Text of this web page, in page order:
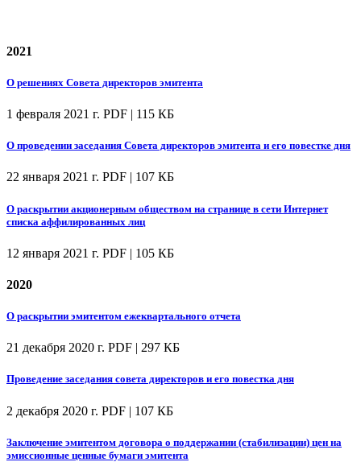
2021
О решениях Совета директоров эмитента
1 февраля 2021 г. PDF | 115 КБ
О проведении заседания Совета директоров эмитента и его повестке дня
22 января 2021 г. PDF | 107 КБ
О раскрытии акционерным обществом на странице в сети Интернет
списка аффилированных лиц
12 января 2021 г. PDF | 105 КБ
2020
О раскрытии эмитентом ежеквартального отчета
21 декабря 2020 г. PDF | 297 КБ
Проведение заседания совета директоров и его повестка дня
2 декабря 2020 г. PDF | 107 КБ
Заключение эмитентом договора о поддержании (стабилизации) цен на
эмиссионные ценные бумаги эмитента